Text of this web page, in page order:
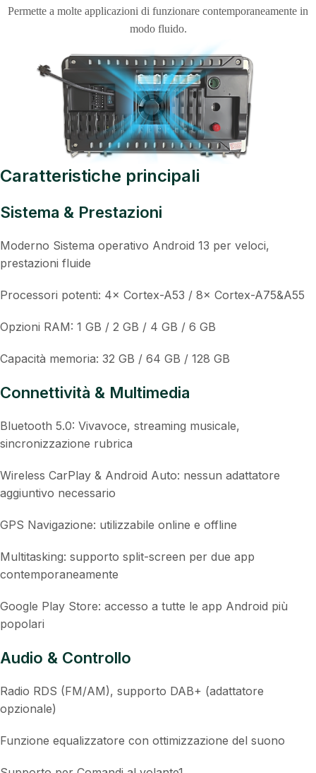
Permette a molte applicazioni di funzionare contemporaneamente in
modo fluido.
Caratteristiche principali
Sistema & Prestazioni
Moderno Sistema operativo Android 13 per veloci,
prestazioni fluide
Processori potenti: 4× Cortex-A53 / 8× Cortex-A75&A55
Opzioni RAM: 1 GB / 2 GB / 4 GB / 6 GB
Capacità memoria: 32 GB / 64 GB / 128 GB
Connettività & Multimedia
Bluetooth 5.0: Vivavoce, streaming musicale,
sincronizzazione rubrica
Wireless CarPlay & Android Auto: nessun adattatore
aggiuntivo necessario
GPS Navigazione: utilizzabile online e offline
Multitasking: supporto split-screen per due app
contemporaneamente
Google Play Store: accesso a tutte le app Android più
popolari
Audio & Controllo
Radio RDS (FM/AM), supporto DAB+ (adattatore
opzionale)
Funzione equalizzatore con ottimizzazione del suono